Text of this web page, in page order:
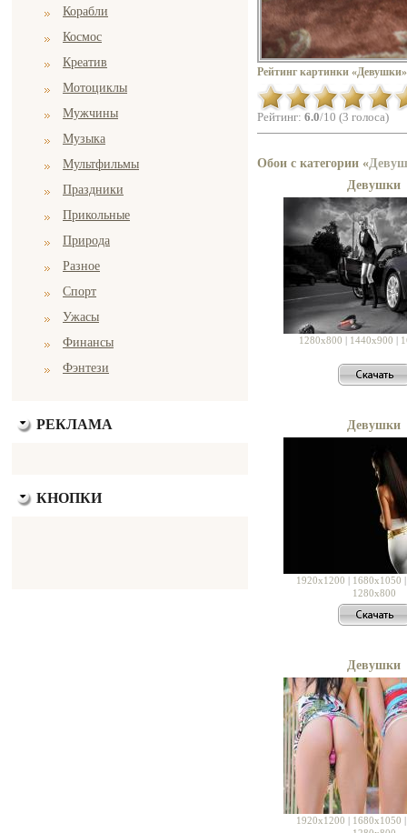
Корабли
Космос
Креатив
Мотоциклы
Мужчины
Музыка
Мультфильмы
Праздники
Прикольные
Природа
Разное
Спорт
Ужасы
Финансы
Фэнтези
РЕКЛАМА
КНОПКИ
Рейтинг картинки
Рейтинг: 6.0/10 (3 голоса)
Обои с категории «
Девушки
1280x800 | 1440x900 |
Девушки
1920x1200 | 1680x1050
1280x800
Девушки
1920x1200 | 1680x1050